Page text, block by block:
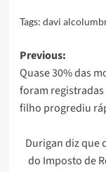
Tags: davi
Post
Previous:
Quase 30% das
foram registradas
filho progrediu
Durigan diz que
do Imposto de